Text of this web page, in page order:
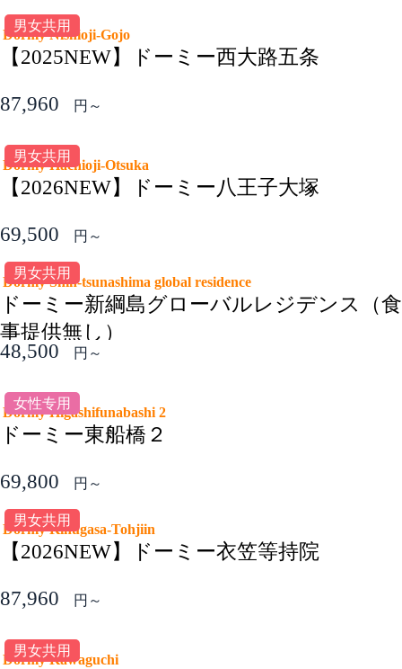
男女共用
Dormy Nishioji-Gojo
【2025NEW】ドーミー西大路五条
87,960 円～
男女共用
Dormy Hachioji-Otsuka
【2026NEW】ドーミー八王子大塚
69,500 円～
男女共用
Dormy Shin-tsunashima global residence
ドーミー新綱島グローバルレジデンス（食
事提供無し）
48,500
円～
女性专用
Dormy Higashifunabashi 2
ドーミー東船橋２
69,800 円～
男女共用
Dormy Kinugasa-Tohjiin
【2026NEW】ドーミー衣笠等持院
87,960 円～
男女共用
Dormy Kawaguchi